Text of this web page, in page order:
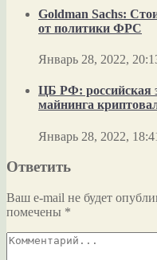
Goldman Sachs:
от политики ФРС
Январь 28, 2022,
ЦБ РФ: российская
майнинга
Январь 28, 2022,
Ответить
Ваш e-mail не будет
помечены *